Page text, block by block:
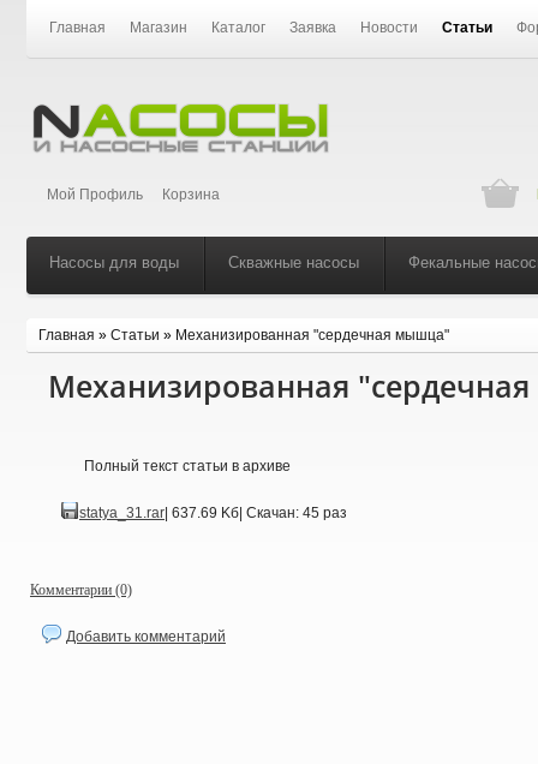
Главная Магазин Каталог Заявка Новости Статьи
Мой Профиль Корзина
Насосы для воды Скважные насосы Фекальные
Главная » Статьи » Механизированная "сердечная мышца"
Механизированная
Полный текст статьи в архиве
statya_31.rar | 637.69 Kб | Скачан: 45 раз
Комментарии (0)
Добавить комментарий